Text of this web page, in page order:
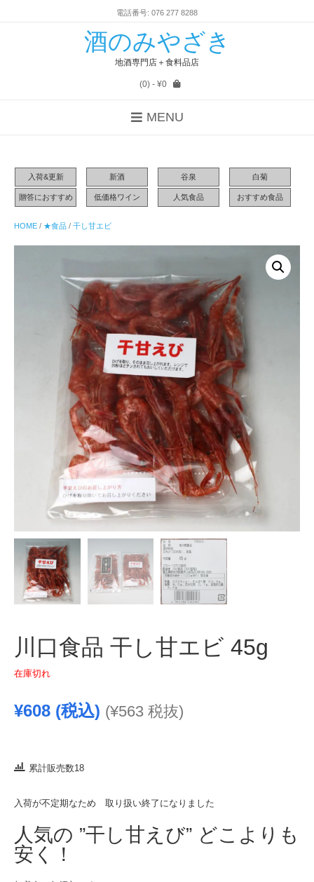
電話番号: 076 277 8288
酒のみやざき
地酒専門店＋食料品店
(0)- ¥0
MENU
入荷&更新 新酒 谷泉 白菊
贈答におすすめ 低価格ワイン 人気食品 おすすめ食品
HOME / ★食品 / 干し甘エビ
川口食品 干し甘エビ 45g
在庫切れ
¥608 (税込) (¥563 税抜)
累計販売数18
入荷が不定期なため 取り扱い終了になりました
人気の ”干し甘えび” どこよりも
安く！